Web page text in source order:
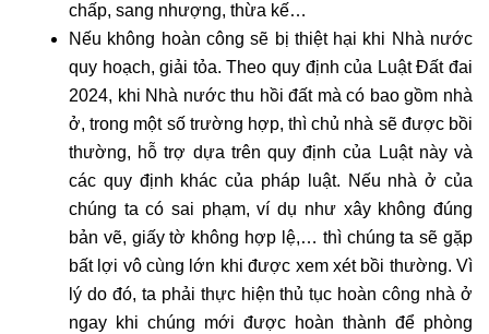
chấp, sang nhượng, thừa kế…
Nếu không hoàn công sẽ bị thiệt hại khi Nhà nước
quy hoạch, giải tỏa. Theo quy định của Luật Đất đai
2024, khi Nhà nước thu hồi đất mà có bao gồm nhà
ở, trong một số trường hợp, thì chủ nhà sẽ được bồi
thường, hỗ trợ dựa trên quy định của Luật này và
các quy định khác của pháp luật. Nếu nhà ở của
chúng ta có sai phạm, ví dụ như xây không đúng
bản vẽ, giấy tờ không hợp lệ,… thì chúng ta sẽ gặp
bất lợi vô cùng lớn khi được xem xét bồi thường. Vì
lý do đó, ta phải thực hiện thủ tục hoàn công nhà ở
ngay khi chúng mới được hoàn thành để phòng